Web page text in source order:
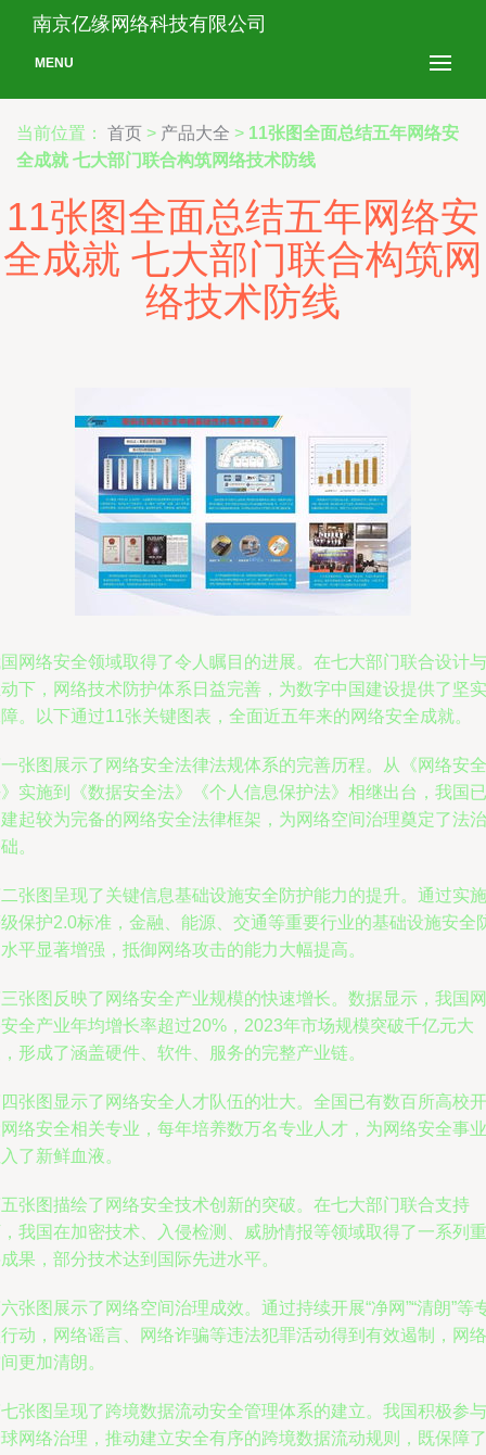
南京亿缘网络科技有限公司
MENU
当前位置： 首页 > 产品大全 > 11张图全面总结五年网络安
全成就 七大部门联合构筑网络技术防线
11张图全面总结五年网络安
全成就 七大部门联合构筑网
络技术防线
网络安全领域取得了令人瞩目的进展。在七大部门联合设计与
下，网络技术防护体系日益完善，为数字中国建设提供了坚实
。以下通过11张关键图表，全面近五年来的网络安全成就。
张图展示了网络安全法律法规体系的完善历程。从《网络安全
实施到《数据安全法》《个人信息保护法》相继出台，我国已
起较为完备的网络安全法律框架，为网络空间治理奠定了法治
。
张图呈现了关键信息基础设施安全防护能力的提升。通过实施
保护2.0标准，金融、能源、交通等重要行业的基础设施安全
平显著增强，抵御网络攻击的能力大幅提高。
张图反映了网络安全产业规模的快速增长。数据显示，我国网
全产业年均增长率超过20%，2023年市场规模突破千亿元大
形成了涵盖硬件、软件、服务的完整产业链。
张图显示了网络安全人才队伍的壮大。全国已有数百所高校开
络安全相关专业，每年培养数万名专业人才，为网络安全事业
了新鲜血液。
张图描绘了网络安全技术创新的突破。在七大部门联合支持
我国在加密技术、入侵检测、威胁情报等领域取得了一系列重
果，部分技术达到国际先进水平。
张图展示了网络空间治理成效。通过持续开展“净网”“清朗”等
动，网络谣言、网络诈骗等违法犯罪活动得到有效遏制，网络
更加清朗。
张图呈现了跨境数据流动安全管理体系的建立。我国积极参与
网络治理，推动建立安全有序的跨境数据流动规则，既保障了